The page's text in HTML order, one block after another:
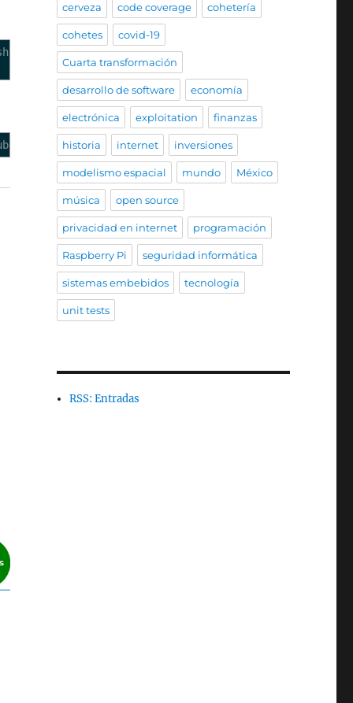
cerveza code coverage cohetería
cohetes covid-19
Cuarta transformación
desarrollo de software economía
electrónica exploitation finanzas
historia internet inversiones
modelismo espacial mundo México
música open source
privacidad en internet programación
Raspberry Pi seguridad informática
sistemas embebidos tecnología
unit tests
RSS: Entradas